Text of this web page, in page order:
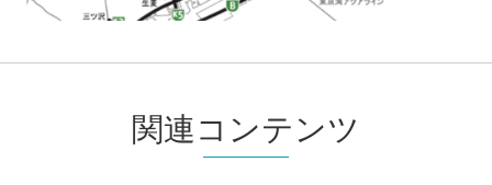
関連コンテンツ